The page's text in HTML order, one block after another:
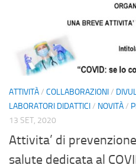
ATTIVITÀ/ COLLABORAZIONI/
LABORATORI DIDATTICI/ NOVITÀ/
13 SET, 2020
Attivita’ di
salute dedicata al